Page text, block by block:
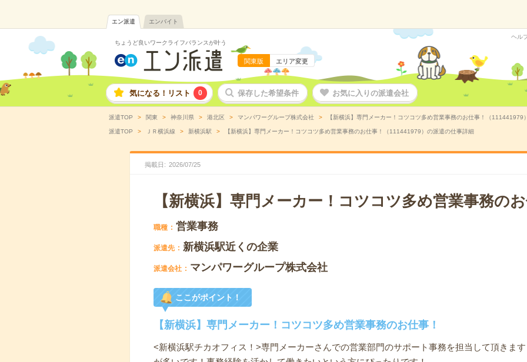
エン派遣 エンバイト
ちょうど良いワークライフバランスが叶う
関東版 エリア変更
ヘル
気になる！リスト 0 保存した希望条件 お気に入りの派遣会社
派遣TOP 関東 神奈川県 港北区 マンパワーグループ株式会社 【新横浜】専門メーカー！コツコツ多め営業事務のお仕事！（111441979
派遣TOP ＪＲ横浜線 新横浜駅 【新横浜】専門メーカー！コツコツ多め営業事務のお仕事！（111441979）の派遣の仕事詳細
掲載日 2026/07/25
【新横浜】専門メーカー！コツコツ多め営業事務の
職種 営業事務
派遣先 新横浜駅近くの企業
派遣会社 マンパワーグループ株式会社
ここがポイント！
【新横浜】専門メーカー！コツコツ多め営業事務のお仕事！
<新横浜駅チカオフィス！>専門メーカーさんでの営業部門のサポート事務を担当して頂きま